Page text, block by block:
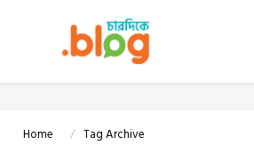
Home Tag Archive